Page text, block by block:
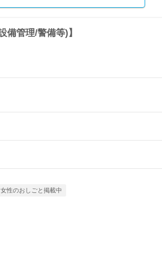
管理/警備等)】
女性のおしごと掲載中